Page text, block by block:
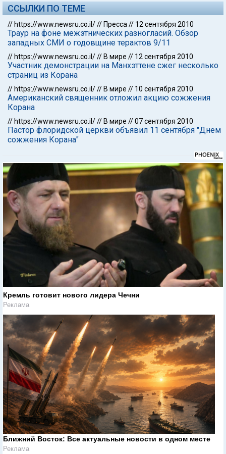
ССЫЛКИ ПО ТЕМЕ
// https://www.newsru.co.il/// Пресса // 12 сентября 2010
Траур на фоне межэтнических разногласий. Обзор
западных СМИ о годовщине терактов 9/11
// https://www.newsru.co.il/// В мире // 12 сентября 2010
Участник демонстрации на Манхэттене сжег несколько
страниц из Корана
// https://www.newsru.co.il/// В мире // 10 сентября 2010
Американский священник отложил акцию сожжения
Корана
// https://www.newsru.co.il/// В мире //07 сентября 2010
Пастор флоридской церкви объявил 11 сентября "Днем
сожжения Корана"
Кремль готовит нового лидера Чечни
Реклама
Ближний Восток: Все актуальные новости в одном месте
Реклама